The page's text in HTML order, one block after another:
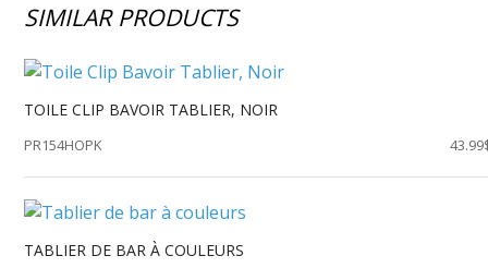
SIMILAR PRODUCTS
TOILE CLIP BAVOIR TABLIER, NOIR
PR154HOPK
TABLIER DE BAR À COULEURS